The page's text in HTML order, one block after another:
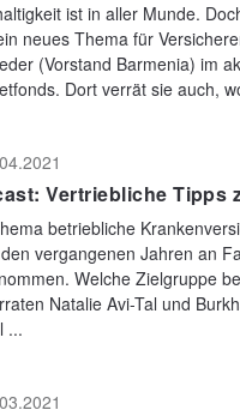
ist in aller Munde.
neues Thema für
(Vorstand Barmenia) im
Dort verrät sie auch,
Vertriebliche Tipps
betriebliche
vergangenen Jahren an
Welche Zielgruppe
Natalie Avi-Tal und
...